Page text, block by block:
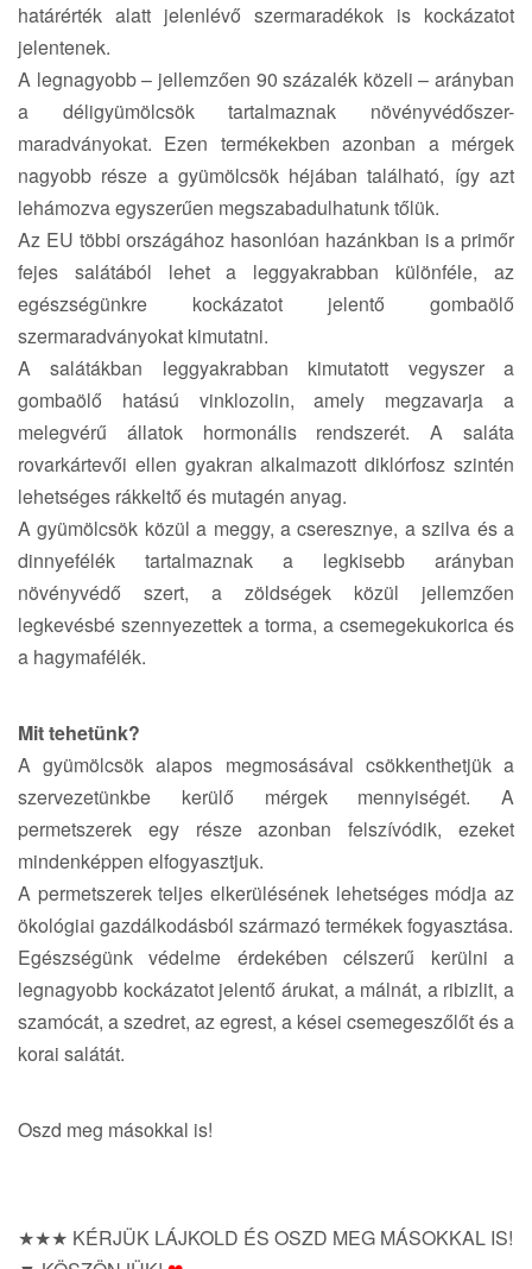
határérték alatt jelenlévő szermaradékok is kockázatot
jelentenek.
A legnagyobb – jellemzően 90 százalék közeli – arányban
a déligyümölcsök tartalmaznak növényvédőszer-
maradványokat. Ezen termékekben azonban a mérgek
nagyobb része a gyümölcsök héjában található, így azt
lehámozva egyszerűen megszabadulhatunk tőlük.
Az EU többi országához hasonlóan hazánkban is a primőr
fejes salátából lehet a leggyakrabban különféle, az
egészségünkre kockázatot jelentő gombaölő
szermaradványokat kimutatni.
A salátákban leggyakrabban kimutatott vegyszer a
gombaölő hatású vinklozolin, amely megzavarja a
melegvérű állatok hormonális rendszerét. A saláta
rovarkártevői ellen gyakran alkalmazott diklórfosz szintén
lehetséges rákkeltő és mutagén anyag.
A gyümölcsök közül a meggy, a cseresznye, a szilva és a
dinnyefélék tartalmaznak a legkisebb arányban
növényvédő szert, a zöldségek közül jellemzően
legkevésbé szennyezettek a torma, a csemegekukorica és
a hagymafélék.
Mit tehetünk?
A gyümölcsök alapos megmosásával csökkenthetjük a
szervezetünkbe kerülő mérgek mennyiségét. A
permetszerek egy része azonban felszívódik, ezeket
mindenképpen elfogyasztjuk.
A permetszerek teljes elkerülésének lehetséges módja az
ökológiai gazdálkodásból származó termékek fogyasztása.
Egészségünk védelme érdekében célszerű kerülni a
legnagyobb kockázatot jelentő árukat, a málnát, a ribizlit, a
szamócát, a szedret, az egrest, a kései csemegeszőlőt és a
korai salátát.
Oszd meg másokkal is!
★★★ KÉRJÜK LÁJKOLD ÉS OSZD MEG MÁSOKKAL IS!